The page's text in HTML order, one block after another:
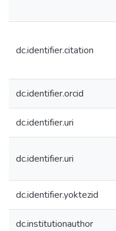
dc.identifier.citation
dc.identifier.orcid
dc.identifier.uri
dc.identifier.uri
dc.identifier.yoktezid
dc.institutionauthor